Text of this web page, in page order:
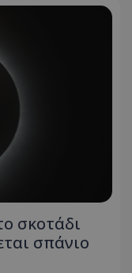
σκοτάδι
σπάνιο